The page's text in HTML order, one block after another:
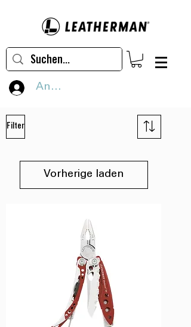
Anmelden
Filter
Vorherige laden